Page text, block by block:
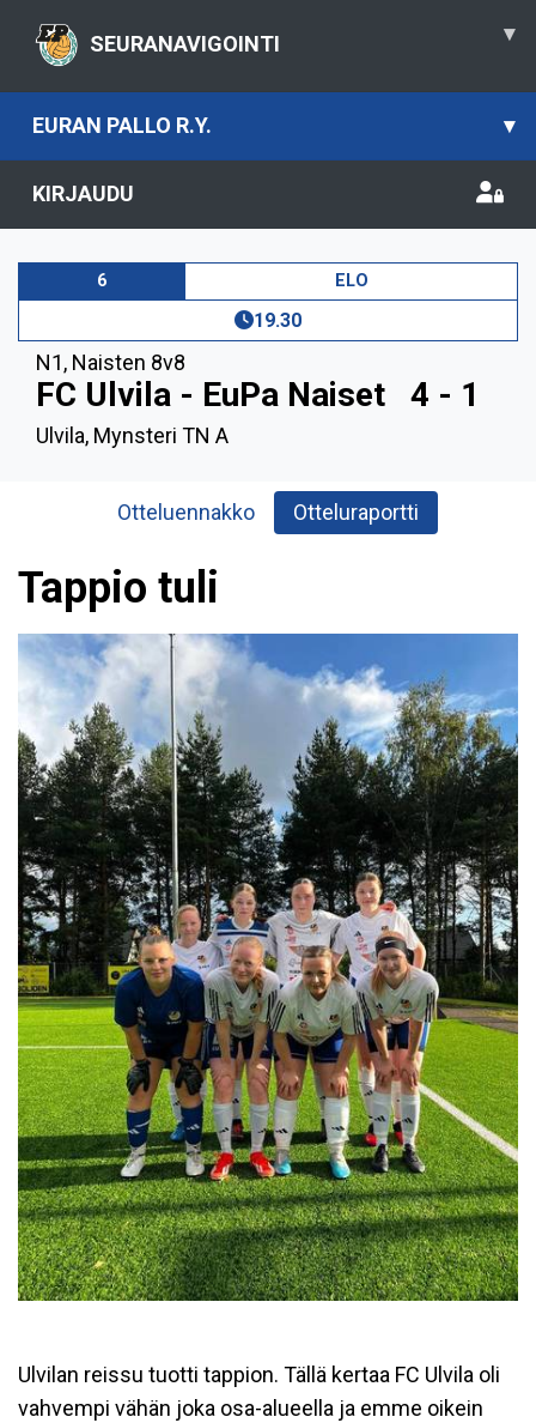
SEURANAVIGOINTI ▾
EURAN PALLO R.Y. ▾
KIRJAUDU
6 ELO
19.30
N1, Naisten 8v8
FC Ulvila - EuPa Naiset 4 - 1
Ulvila, Mynsteri TN A
Otteluennakko Otteluraportti
Tappio tuli
Ulvilan reissu tuotti tappion. Tällä kertaa FC Ulvila oli
vahvempi vähän joka osa-alueella ja emme oikein